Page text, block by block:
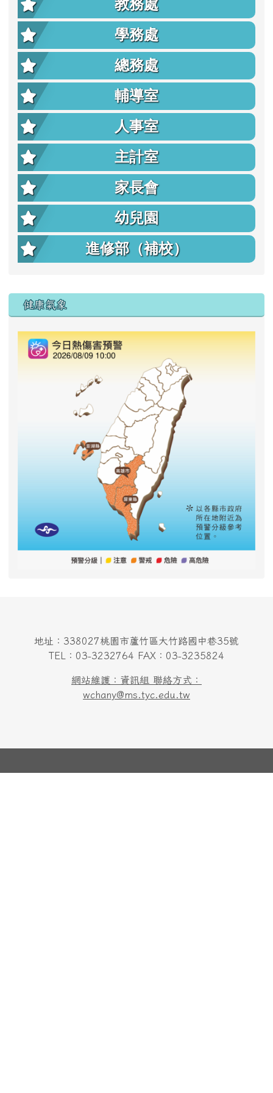
教務處
學務處
總務處
輔導室
人事室
主計室
家長會
幼兒園
進修部（補校）
右邊區域內容
健康氣象
地址：338027桃園市蘆竹區大竹路國中巷35號
TEL：03-3232764 FAX：03-3235824
網站維護：資訊組 聯絡方式：
wchany@ms.tyc.edu.tw